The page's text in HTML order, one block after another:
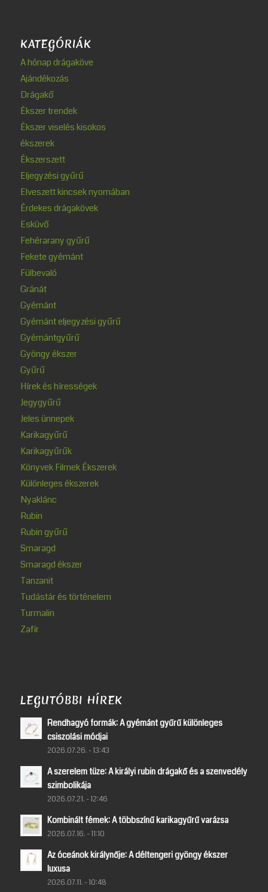
KATEGÓRIÁK
A hónap drágaköve
Ajándékozás
Drágakő
Ékszer trendek
Ékszer viselés kisokos
ékszerek
Ékszerszett
Eljegyzési gyűrű
Elveszett kincsek nyomában
Érdekes drágakövek
Esküvő
Fehérarany gyűrű
Fekete gyémánt
Fülbevaló
Gránát
Gyémánt
Gyémánt eljegyzési gyűrű
Gyémántgyűrű
Gyöngy ékszer
Gyűrű
Hírek és hírességek
Jegygyűrű
Jeles ünnepek
Karikagyűrű
Karikagyűrűk
Könyvek Filmek Ékszerek
Különleges ékszerek
Nyaklánc
Rubin
Rubin gyűrű
Smaragd
Smaragd ékszer
Tanzanit
Tudástár és történelem
Turmalin
Zafír
LEGUTÓBBI HÍREK
Rendhagyó formák: A gyémánt gyűrű különleges
csiszolási módjai
2026.07.26. - 13:43
A szerelem tüze: A királyi rubin drágakő és a szenvedély
szimbolikája
2026.07.21. - 12:46
Kombinált fémek: A többszínű karikagyűrű varázsa
2026.07.16. - 11:10
Az óceánok királynője: A déltengeri gyöngy ékszer
luxusa
2026.07.11. - 10:48